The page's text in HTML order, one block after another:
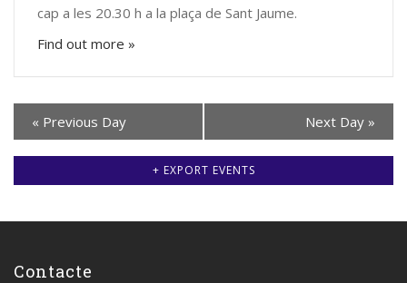
cap a les 20.30 h a la plaça de Sant Jaume.
Find out more »
« Previous Day Next Day »
+ EXPORT EVENTS
Contacte